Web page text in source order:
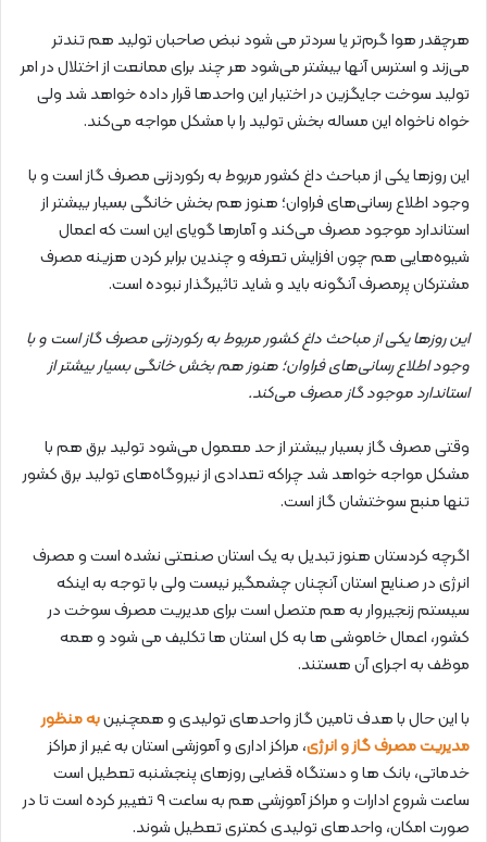
هرچقدر هوا گرم‌تر یا سردتر می شود نبض صاحبان تولید هم تندتر
می‌زند و استرس آنها بیشتر می‌شود هر چند برای ممانعت از اختلال در امر
تولید سوخت جایگزین در اختیار این واحدها قرار داده خواهد شد ولی
خواه ناخواه این مساله بخش تولید را با مشکل مواجه می‌کند.
این روزها یکی از مباحث داغ کشور مربوط به رکوردزنی مصرف گاز است و با
وجود اطلاع رسانی‌های فراوان؛ هنوز هم بخش خانگی بسیار بیشتر از
استاندارد موجود مصرف می‌کند و آمارها گویای این است که اعمال
شیوه‌هایی هم چون افزایش تعرفه‌ و چندین برابر کردن هزینه مصرف
مشترکان پرمصرف آنگونه باید و شاید تاثیرگذار نبوده است.
این روزها یکی از مباحث داغ کشور مربوط به رکوردزنی مصرف گاز است و با
وجود اطلاع رسانی‌های فراوان؛ هنوز هم بخش خانگی بسیار بیشتر از
استاندارد موجود گاز مصرف می‌کند.
وقتی مصرف گاز بسیار بیشتر از حد معمول می‌شود تولید برق هم با
مشکل مواجه خواهد شد چراکه تعدادی از نیروگاه‌های تولید برق کشور
تنها منبع سوختشان گاز است.
اگرچه کردستان هنوز تبدیل به یک استان صنعتی نشده است و مصرف
انرژی در صنایع استان آنچنان چشمگیر نیست ولی با توجه به اینکه
سیستم زنجیروار به هم متصل است برای مدیریت مصرف سوخت در
کشور، اعمال خاموشی ها به کل استان ها تکلیف می شود و همه
موظف به اجرای آن هستند.
با این حال با هدف تامین گاز واحدهای تولیدی و همچنینبه منظور
مدیریت مصرف گاز و انرژی، مراکز اداری و آموزشی استان به غیر از مراکز
خدماتی، بانک ها و دستگاه قضایی روزهای پنجشنبه تعطیل است
ساعت شروع ادارات و مراکز آموزشی هم به ساعت ۹ تغییر کرده است تا در
صورت امکان، واحدهای تولیدی کمتری تعطیل شوند.